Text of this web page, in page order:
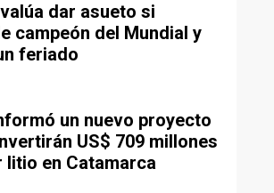
dar asueto si
campeón del Mundial y
feriado
un nuevo proyecto
US$ 709 millones
litio en Catamarca